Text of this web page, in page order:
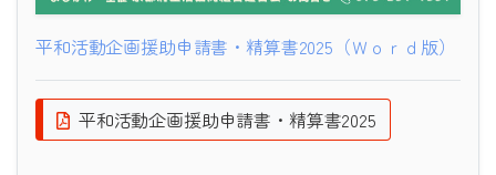
平和活動企画援助申請書・精算書2025（Ｗｏｒｄ版）
平和活動企画援助申請書・精算書2025